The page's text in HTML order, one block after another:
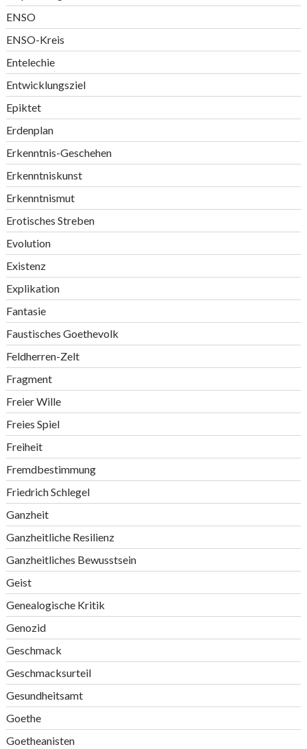
ENSO
ENSO-Kreis
Entelechie
Entwicklungsziel
Epiktet
Erdenplan
Erkenntnis-Geschehen
Erkenntniskunst
Erkenntnismut
Erotisches Streben
Evolution
Existenz
Explikation
Fantasie
Faustisches Goethevolk
Feldherren-Zelt
Fragment
Freier Wille
Freies Spiel
Freiheit
Fremdbestimmung
Friedrich Schlegel
Ganzheit
Ganzheitliche Resilienz
Ganzheitliches Bewusstsein
Geist
Genealogische Kritik
Genozid
Geschmack
Geschmacksurteil
Gesundheitsamt
Goethe
Goetheanisten